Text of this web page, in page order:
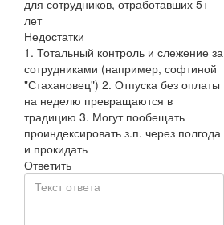
для сотрудников, отработавших 5+
лет
Недостатки
1. Тотальный контроль и слежение за
сотрудниками (например, софтиной
"Стахановец") 2. Отпуска без оплаты
на неделю превращаются в
традицию 3. Могут пообещать
проиндексировать з.п. через полгода
и прокидать
Ответить